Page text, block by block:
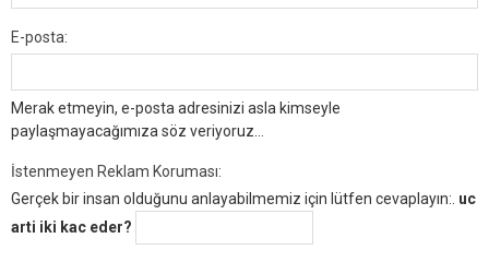
E-posta:
Merak etmeyin, e-posta adresinizi asla kimseyle
paylaşmayacağımıza söz veriyoruz...
İstenmeyen Reklam Koruması:
Gerçek bir insan olduğunu anlayabilmemiz için lütfen cevaplayın:. uc
arti iki kac eder?